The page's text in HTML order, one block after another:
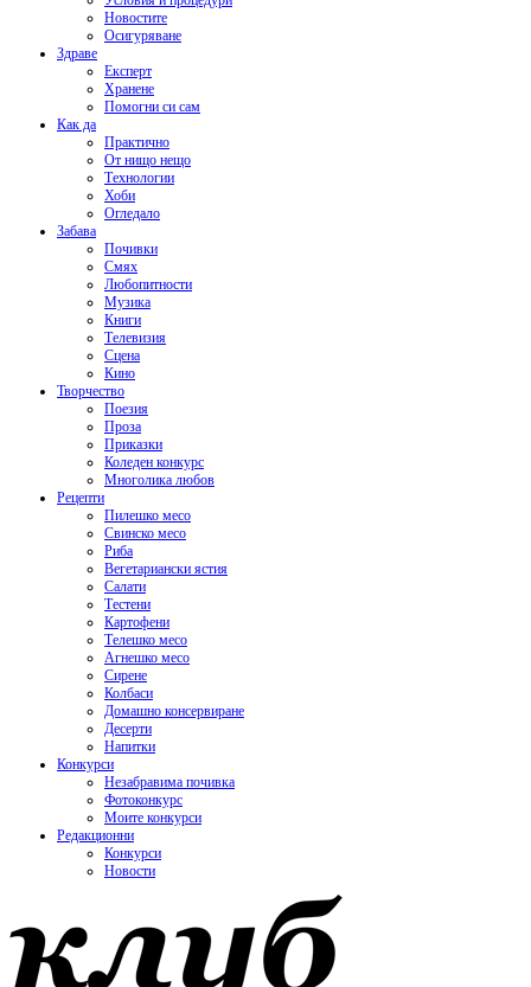
Новостите
Осигуряване
Здраве
Експерт
Хранене
Помогни си сам
Как да
Практично
От нищо нещо
Технологии
Хоби
Огледало
Забава
Почивки
Смях
Любопитности
Музика
Книги
Телевизия
Сцена
Кино
Творчество
Поезия
Проза
Приказки
Коледен конкурс
Многолика любов
Рецепти
Пилешко месо
Свинско месо
Риба
Вегетариански ястия
Салати
Тестени
Картофени
Телешко месо
Агнешко месо
Сирене
Колбаси
Домашно консервиране
Десерти
Напитки
Конкурси
Незабравима почивка
Фотоконкурс
Моите конкурси
Редакционни
Конкурси
Новости